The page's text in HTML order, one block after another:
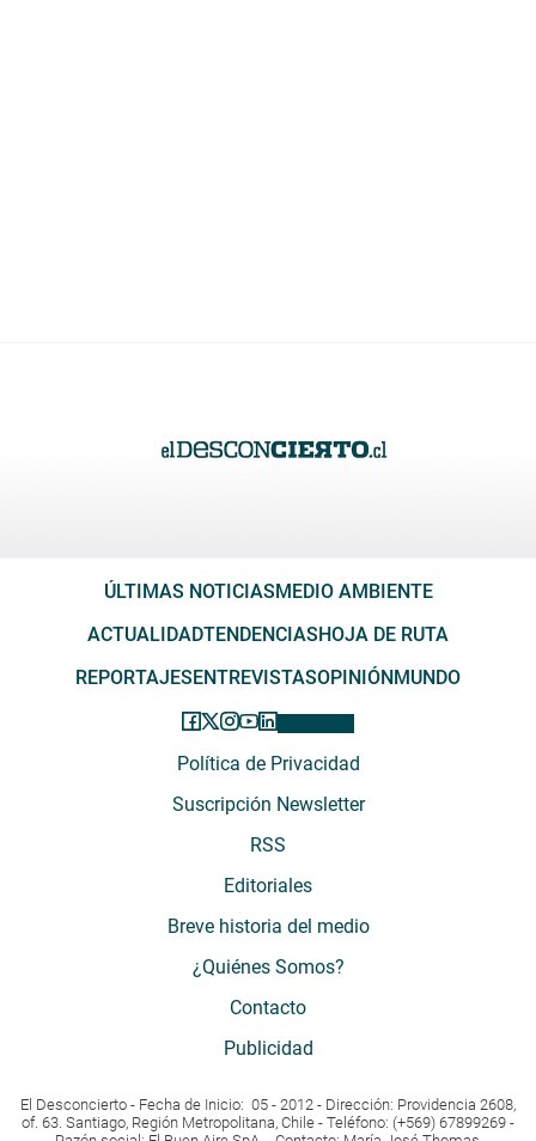
ÚLTIMAS NOTICIASMEDIO AMBIENTE
ACTUALIDADTENDENCIASHOJA DE RUTA
REPORTAJESENTREVISTASOPINIÓNMUNDO
Política de Privacidad
Suscripción Newsletter
RSS
Editoriales
Breve historia del medio
¿Quiénes Somos?
Contacto
Publicidad
El Desconcierto - Fecha de Inicio: 05 - 2012 - Dirección: Providencia 2608,
of. 63. Santiago, Región Metropolitana, Chile - Teléfono: (+569) 67899269 -